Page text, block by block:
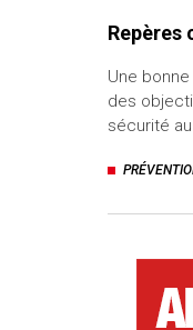
Repères
Une
des
sécurité